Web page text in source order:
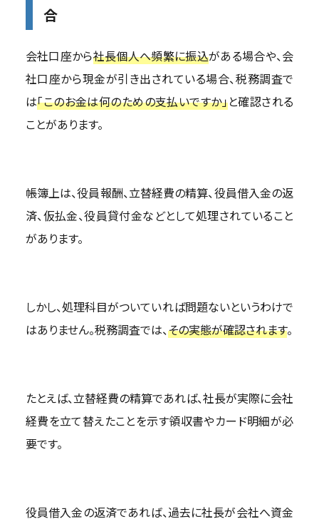
合
会社口座から社長個人へ頻繁に振込がある場合や、会
社口座から現金が引き出されている場合、税務調査で
は「このお金は何のための支払いですか」と確認される
ことがあります。
帳簿上は、役員報酬、立替経費の精算、役員借入金の返
済、仮払金、役員貸付金などとして処理されていること
があります。
しかし、処理科目がついていれば問題ないというわけで
はありません。税務調査では、その実態が確認されます。
たとえば、立替経費の精算であれば、社長が実際に会社
経費を立て替えたことを示す領収書やカード明細が必
要です。
役員借入金の返済であれば、過去に社長が会社へ資金